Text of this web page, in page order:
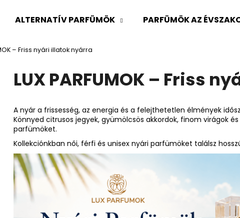
ALTERNATÍV PARFÜMÖK PARFÜMÖK AZ
– Friss nyári illatok nyárra
LUX PARFUMOK – Friss
A nyár a frissesség, az energia és a felejthetetlen élmények
Könnyed citrusos jegyek, gyümölcsös akkordok, finom virágok
parfümöket.
Kollekciónkban női, férfi és unisex nyári parfümöket találsz
Mit keres?
Ajánljuk